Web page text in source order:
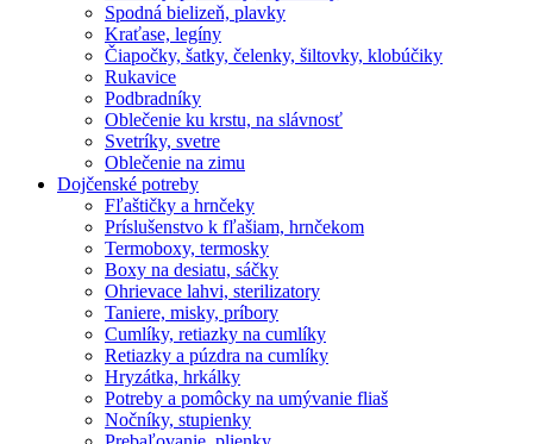
Spodná bielizeň, plavky
Kraťase, legíny
Čiapočky, šatky, čelenky, šiltovky, klobúčiky
Rukavice
Podbradníky
Oblečenie ku krstu, na slávnosť
Svetríky, svetre
Oblečenie na zimu
Dojčenské potreby
Fľaštičky a hrnčeky
Príslušenstvo k fľašiam, hrnčekom
Termoboxy, termosky
Boxy na desiatu, sáčky
Ohrievace lahvi, sterilizatory
Taniere, misky, príbory
Cumlíky, retiazky na cumlíky
Retiazky a púzdra na cumlíky
Hryzátka, hrkálky
Potreby a pomôcky na umývanie fliaš
Nočníky, stupienky